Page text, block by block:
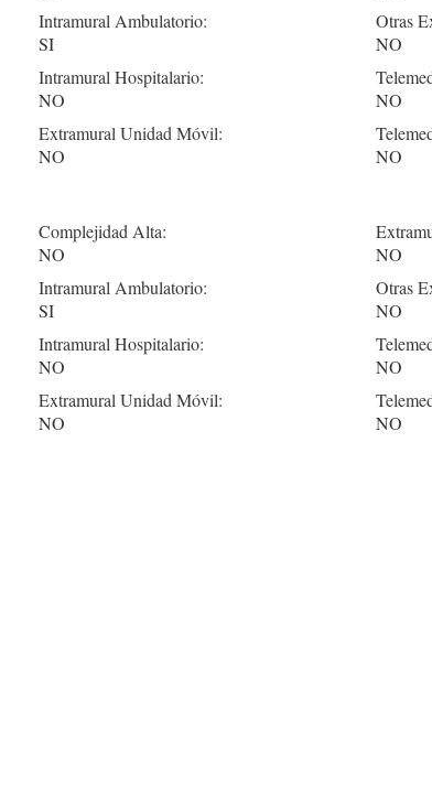
Intramural Ambulatorio:
SI
Intramural Hospitalario:
NO
Extramural Unidad Móvil:
NO
Otras
NO
NO
NO
Complejidad Alta:
NO
Intramural Ambulatorio:
SI
Intramural Hospitalario:
NO
Extramural Unidad Móvil:
NO
NO
Otras
NO
NO
NO